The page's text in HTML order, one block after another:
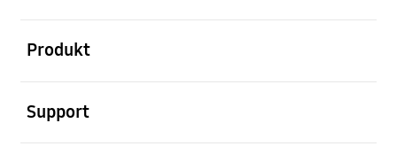
Produkt
Support